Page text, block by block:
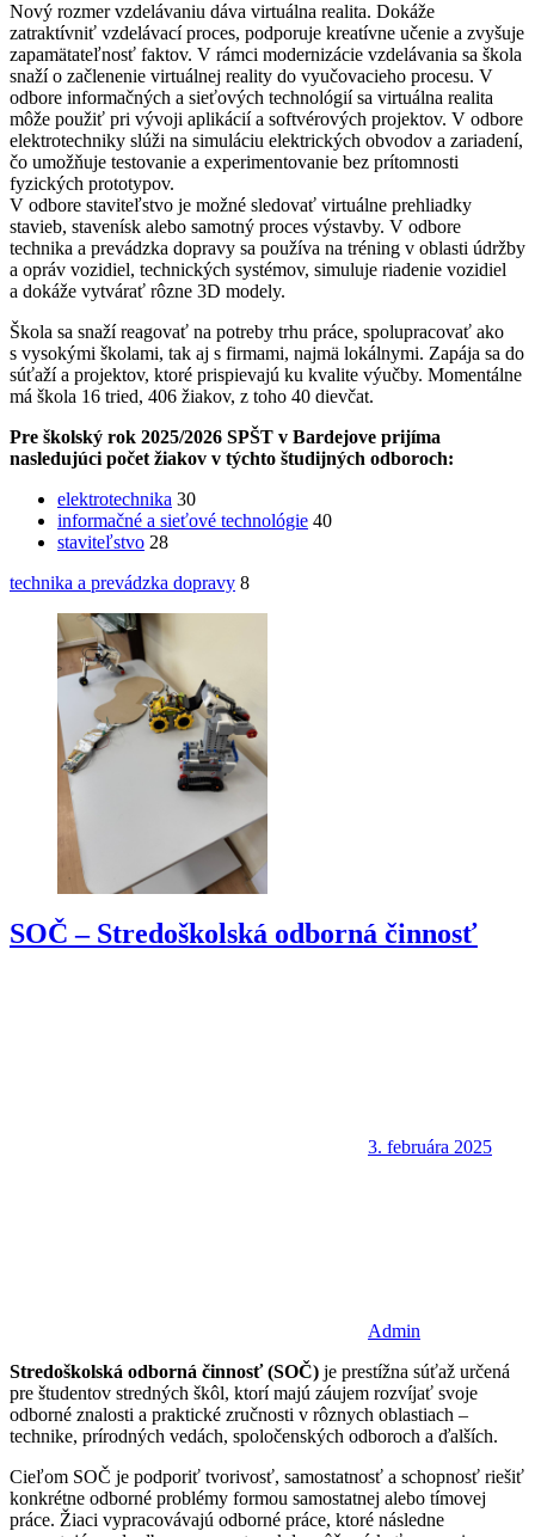
Nový rozmer vzdelávaniu dáva virtuálna realita. Dokáže
zatraktívniť vzdelávací proces, podporuje kreatívne učenie a zvyšuje
zapamätateľnosť faktov. V rámci modernizácie vzdelávania sa škola
snaží o začlenenie virtuálnej reality do vyučovacieho procesu. V
odbore informačných a sieťových technológií sa virtuálna realita
môže použiť pri vývoji aplikácií a softvérových projektov. V odbore
elektrotechniky slúži na simuláciu elektrických obvodov a zariadení,
čo umožňuje testovanie a experimentovanie bez prítomnosti
fyzických prototypov.
V odbore staviteľstvo je možné sledovať virtuálne prehliadky
stavieb, stavenísk alebo samotný proces výstavby. V odbore
technika a prevádzka dopravy sa používa na tréning v oblasti údržby
a opráv vozidiel, technických systémov, simuluje riadenie vozidiel
a dokáže vytvárať rôzne 3D modely.
Škola sa snaží reagovať na potreby trhu práce, spolupracovať ako
s vysokými školami, tak aj s firmami, najmä lokálnymi. Zapája sa do
súťaží a projektov, ktoré prispievajú ku kvalite výučby. Momentálne
má škola 16 tried, 406 žiakov, z toho 40 dievčat.
Pre školský rok 2025/2026 SPŠT v Bardejove prijíma
nasledujúci počet žiakov v týchto študijných odboroch:
elektrotechnika 30
informačné a sieťové technológie 40
staviteľstvo 28
technika a prevádzka dopravy 8
SOČ – Stredoškolská odborná činnosť
3. februára 2025
Admin
Stredoškolská odborná činnosť (SOČ) je prestížna súťaž určená
pre študentov stredných škôl, ktorí majú záujem rozvíjať svoje
odborné znalosti a praktické zručnosti v rôznych oblastiach –
technike, prírodných vedách, spoločenských odboroch a ďalších.
Cieľom SOČ je podporiť tvorivosť, samostatnosť a schopnosť riešiť
konkrétne odborné problémy formou samostatnej alebo tímovej
práce. Žiaci vypracovávajú odborné práce, ktoré následne